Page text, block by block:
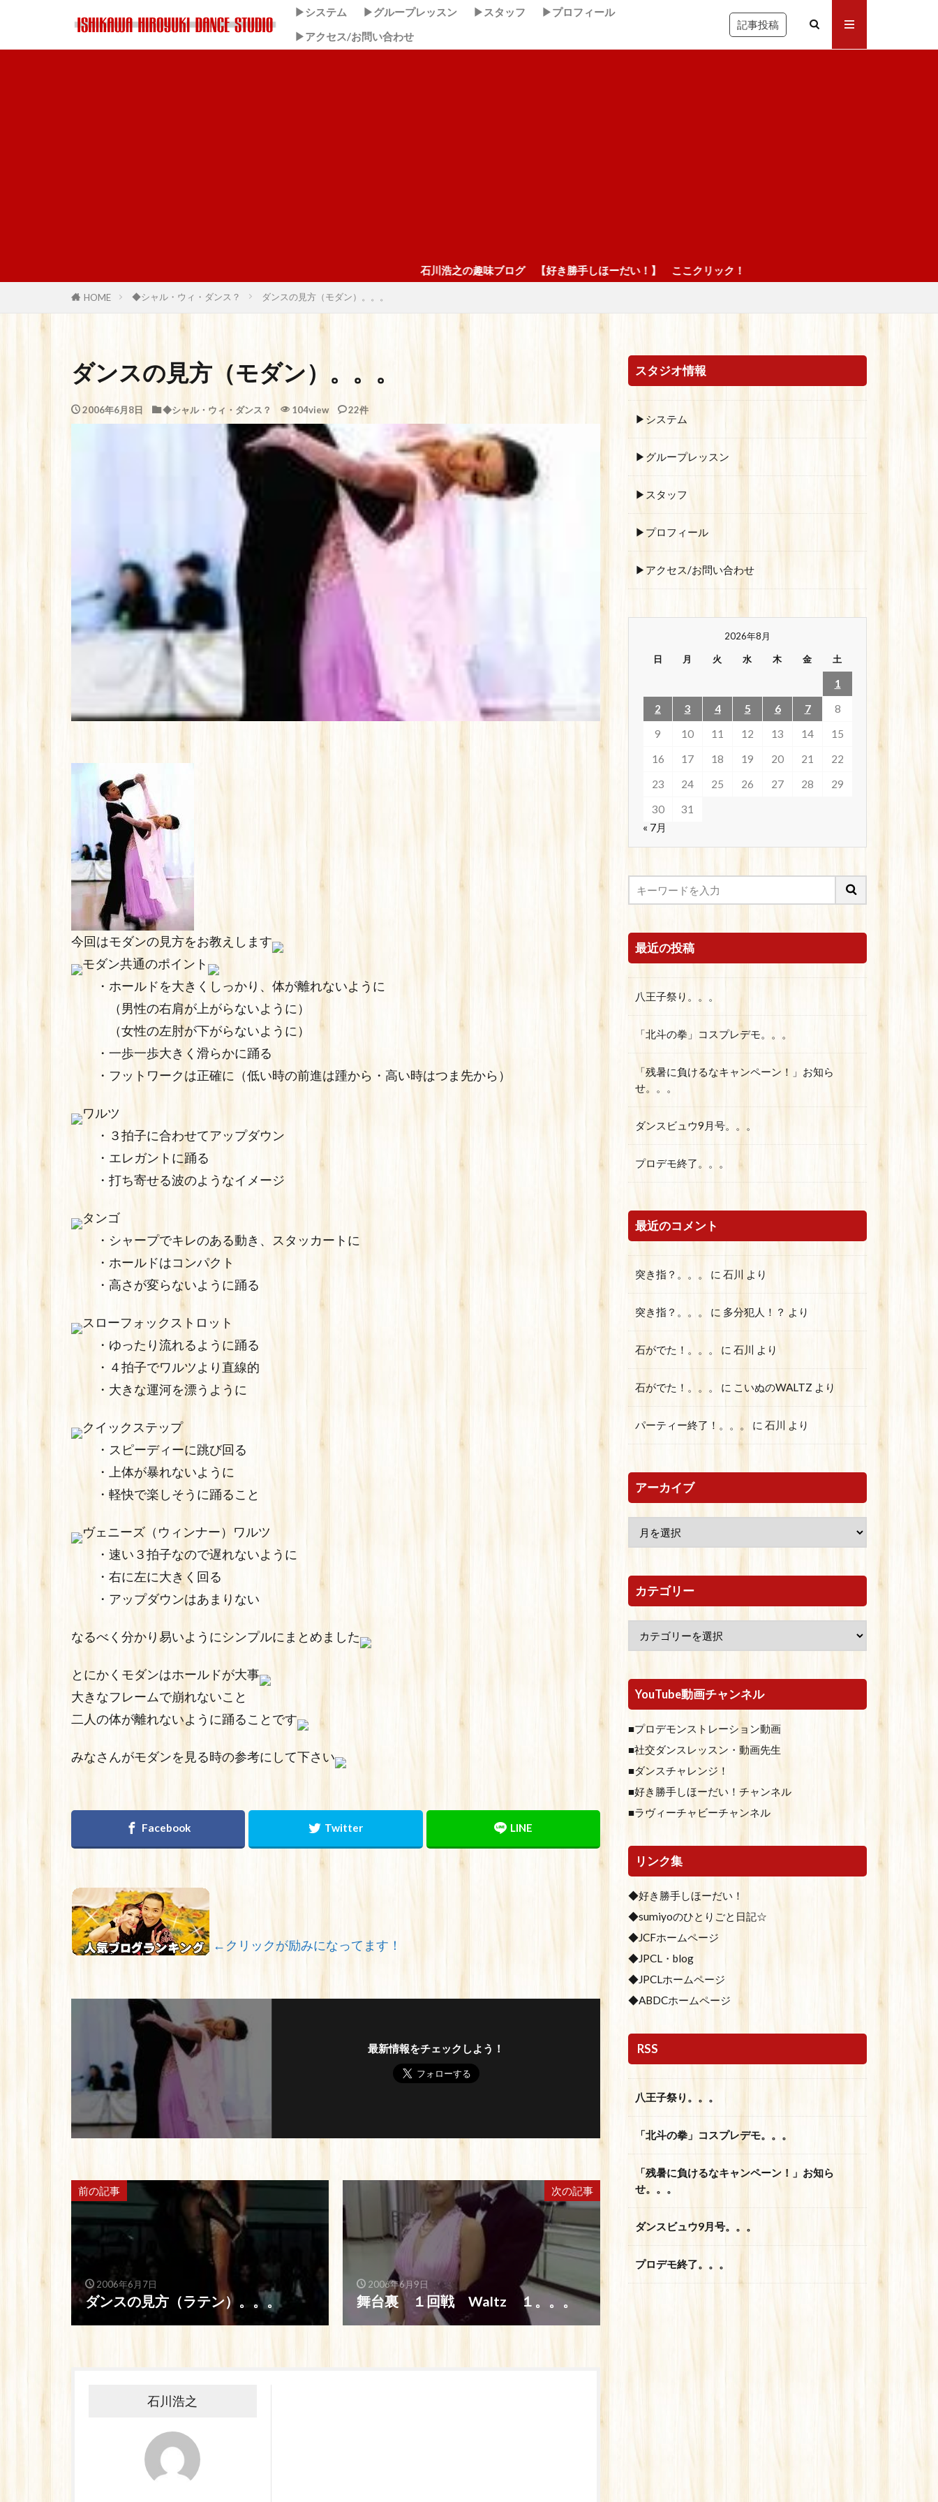
▶システム ▶グループレッスン ▶スタッフ
▶プロフィール
▶アクセス/お問い合わせ
記事投稿
石川浩之の趣味ブログ 【好き勝手しほーだい！】 ここクリック！
HOME ◆シャル・ウィ・ダンス？ ダンスの見方（モダン）。。。
ダンスの見方（モダン）。。。
2006年6月8日 ◆シャル・ウィ・ダンス？ 104view 22件
今回はモダンの見方をお教えします
モダン共通のポイント
・ホールドを大きくしっかり、体が離れないように
（男性の右肩が上がらないように）
（女性の左肘が下がらないように）
・一歩一歩大きく滑らかに踊る
・フットワークは正確に（低い時の前進は踵から・高い時はつま先から）
ワルツ
・３拍子に合わせてアップダウン
・エレガントに踊る
・打ち寄せる波のようなイメージ
タンゴ
・シャープでキレのある動き、スタッカートに
・ホールドはコンパクト
・高さが変らないように踊る
スローフォックストロット
・ゆったり流れるように踊る
・４拍子でワルツより直線的
・大きな運河を漂うように
クイックステップ
・スピーディーに跳び回る
・上体が暴れないように
・軽快で楽しそうに踊ること
ヴェニーズ（ウィンナー）ワルツ
・速い３拍子なので遅れないように
・右に左に大きく回る
・アップダウンはあまりない
なるべく分かり易いようにシンプルにまとめました
とにかくモダンはホールドが大事
大きなフレームで崩れないこと
二人の体が離れないように踊ることです
みなさんがモダンを見る時の参考にして下さい
←クリックが励みになってます！
最新情報をチェックしよう！
前の記事
2006年6月7日
ダンスの見方（ラテン）。。。
次の記事
2006年6月9日
舞台裏 １回戦 Waltz １。。。
石川浩之
スタジオ情報
▶システム
▶グループレッスン
▶スタッフ
▶プロフィール
▶アクセス/お問い合わせ
2026年8月
日 月 火 水 木 金 土
1
2
3 4 5 6 7
8
9
10 11 12 13 14
15
16
17 18 19 20 21
22
23
24 25 26 27 28
29
30
31
« 7月
最近の投稿
八王子祭り。。。
「北斗の拳」コスプレデモ。。。
「残暑に負けるなキャンペーン！」お知ら
せ。。。
ダンスビュウ9月号。。。
プロデモ終了。。。
最近のコメント
突き指？。。。 に 石川 より
突き指？。。。 に 多分犯人！？ より
石がでた！。。。 に 石川 より
石がでた！。。。 に こいぬのWALTZ より
パーティー終了！。。。 に 石川 より
アーカイブ
カテゴリー
YouTube動画チャンネル
■プロデモンストレーション動画
■社交ダンスレッスン・動画先生
■ダンスチャレンジ！
■好き勝手しほーだい！チャンネル
■ラヴィーチャビーチャンネル
リンク集
◆好き勝手しほーだい！
◆sumiyoのひとりごと日記☆
◆JCFホームページ
◆JPCL・blog
◆JPCLホームページ
◆ABDCホームページ
RSS
八王子祭り。。。
「北斗の拳」コスプレデモ。。。
「残暑に負けるなキャンペーン！」お知ら
せ。。。
ダンスビュウ9月号。。。
プロデモ終了。。。